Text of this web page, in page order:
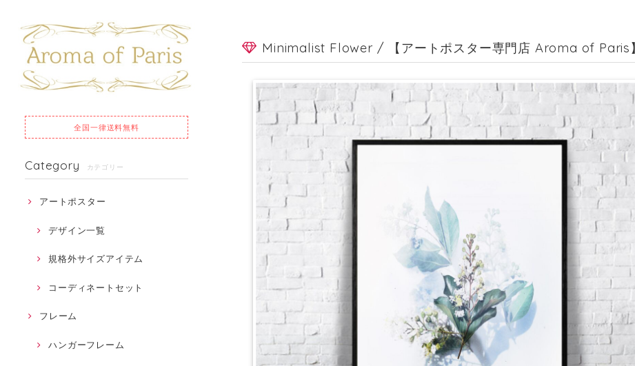
全国一律送料無料
Category カテゴリー
アートポスター
デザイン一覧
規格外サイズアイテム
コーディネートセット
フレーム
ハンガーフレーム
Minimalist Flower / 【アートポスター専門店 Aroma of